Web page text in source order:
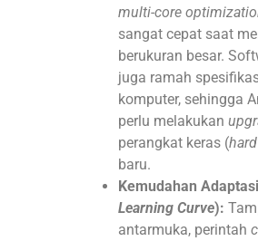
multi-core
sangat cepat saat
berukuran besar.
juga ramah
komputer, sehingga
perlu melakukan
perangkat keras (
baru.
Kemudahan
Learning Curve):
antarmuka, perintah